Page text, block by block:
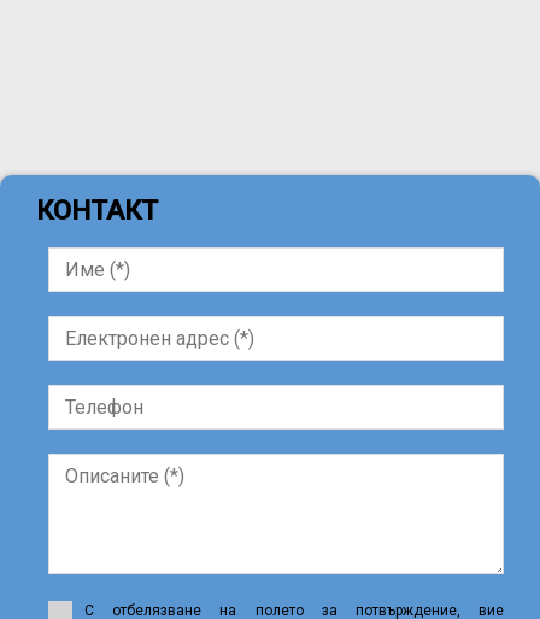
КОНТАКТ
С отбелязване на полето за потвърждение, вие